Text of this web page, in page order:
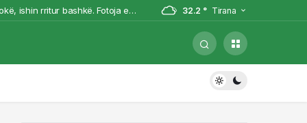
ishin rritur bashkë. Fotoja e
32.2 ° Tirana